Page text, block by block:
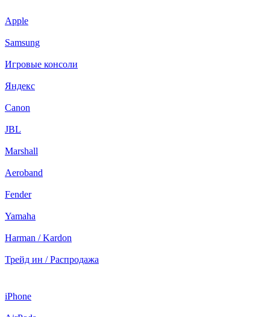
Apple
Samsung
Игровые консоли
Яндекс
Canon
JBL
Marshall
Aeroband
Fender
Yamaha
Harman / Kardon
Трейд ин / Распродажа
iPhone